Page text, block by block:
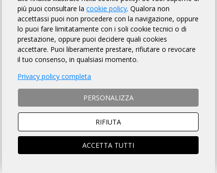
DICEMBRE 2025
RANDONNÉE CITTÀ DI FINALE LIGURE
Finale Ligure (SV)
07/12
BRM/ACP 200 Km
07/12
BOR/ARI 70 KM GRAVEL
PONENTE LIGURE GS
GRAVEL DELLA SALAMELLA
più puoi consultare lacookie policy. Qualora non
accettassi puoi non procedere con la navigazione, oppure
lo puoi fare limitatamente con i soli cookie tecnici o di
prestazione, oppure puoi decidere quali cookies
accettare. Puoi liberamente prestare, rifiutare o revocare
il tuo consenso, in qualsiasi momento.
Privacy policy completa
PERSONALIZZA
RIFIUTA
ACCETTA TUTTI